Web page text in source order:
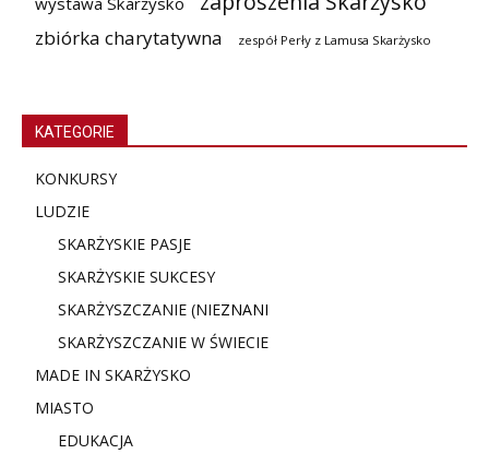
zbiórka charytatywna zespół Perły z Lamusa Skarżysko
KATEGORIE
KONKURSY
LUDZIE
SKARŻYSKIE PASJE
SKARŻYSKIE SUKCESY
SKARŻYSZCZANIE (NIEZNANI
SKARŻYSZCZANIE W ŚWIECIE
MADE IN SKARŻYSKO
MIASTO
EDUKACJA